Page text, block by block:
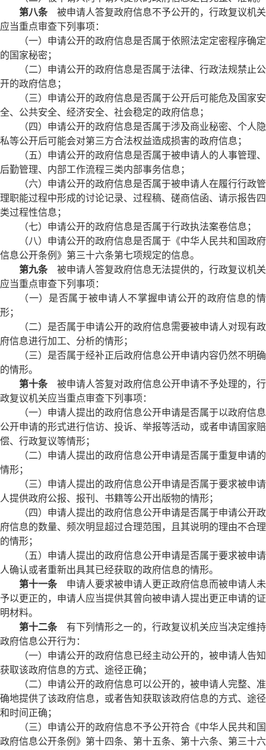
第八条被申请人答复政府信息不予公开的，行政复议机关
应当重点审查下列事项：
（一）申请公开的政府信息是否属于依照法定定密程序确定
的国家秘密；
（二）申请公开的政府信息是否属于法律、行政法规禁止公
开的政府信息；
（三）申请公开的政府信息是否属于公开后可能危及国家安
全、公共安全、经济安全、社会稳定的政府信息；
（四）申请公开的政府信息是否属于涉及商业秘密、个人隐
私等公开后可能会对第三方合法权益造成损害的政府信息；
（五）申请公开的政府信息是否属于被申请人的人事管理、
后勤管理、内部工作流程三类内部事务信息；
（六）申请公开的政府信息是否属于被申请人在履行行政管
理职能过程中形成的讨论记录、过程稿、磋商信函、请示报告四
类过程性信息；
（七）申请公开的政府信息是否属于行政执法案卷信息；
（八）申请公开的政府信息是否属于《中华人民共和国政府
信息公开条例》第三十六条第七项规定的信息。
第九条被申请人答复政府信息无法提供的，行政复议机关
应当重点审查下列事项：
（一）是否属于被申请人不掌握申请公开的政府信息的情
形；
（二）是否属于申请公开的政府信息需要被申请人对现有政
府信息进行加工、分析的情形；
（三）是否属于经补正后政府信息公开申请内容仍然不明确
的情形。
第十条被申请人答复对政府信息公开申请不予处理的，行
政复议机关应当重点审查下列事项：
（一）申请人提出的政府信息公开申请是否属于以政府信息
公开申请的形式进行信访、投诉、举报等活动，或者申请国家赔
偿、行政复议等情形；
（二）申请人提出的政府信息公开申请是否属于重复申请的
情形；
（三）申请人提出的政府信息公开申请是否属于要求被申请
人提供政府公报、报刊、书籍等公开出版物的情形；
（四）申请人提出的政府信息公开申请是否属于申请公开政
府信息的数量、频次明显超过合理范围，且其说明的理由不合理
的情形；
（五）申请人提出的政府信息公开申请是否属于要求被申请
人确认或者重新出具其已经获取的政府信息的情形。
第十一条申请人要求被申请人更正政府信息而被申请人未
予以更正的，申请人应当提供其曾向被申请人提出更正申请的证
明材料。
第十二条有下列情形之一的，行政复议机关应当决定维持
政府信息公开行为：
（一）申请公开的政府信息已经主动公开的，被申请人告知
获取该政府信息的方式、途径正确；
（二）申请公开的政府信息可以公开的，被申请人完整、准
确地提供了该政府信息，或者告知获取该政府信息的方式、途径
和时间正确；
（三）申请公开的政府信息不予公开符合《中华人民共和国
政府信息公开条例》第十四条、第十五条、第十六条、第三十六